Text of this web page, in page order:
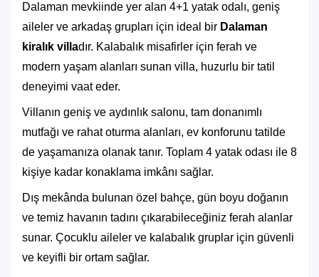
Dalaman mevkiinde yer alan 4+1 yatak odalı, geniş
aileler ve arkadaş grupları için ideal bir Dalaman
kiralık villadır. Kalabalık misafirler için ferah ve
modern yaşam alanları sunan villa, huzurlu bir tatil
deneyimi vaat eder.
Villanın geniş ve aydınlık salonu, tam donanımlı
mutfağı ve rahat oturma alanları, ev konforunu tatilde
de yaşamanıza olanak tanır. Toplam 4 yatak odası ile 8
kişiye kadar konaklama imkânı sağlar.
Dış mekânda bulunan özel bahçe, gün boyu doğanın
ve temiz havanın tadını çıkarabileceğiniz ferah alanlar
sunar. Çocuklu aileler ve kalabalık gruplar için güvenli
ve keyifli bir ortam sağlar.